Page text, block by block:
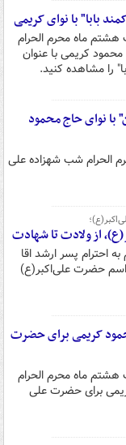
بابا" با نوای کریمی
ماه محرم الحرام
کریمی با عنوان
را مشاهده کنید.
با نوای حاج محمود
الحرام شب شهزاده علی
از ولادت تا شهادت
احترام پسر ارشد اقا
اسم حضرت علی‌اکبر(ع)
کریمی برای حضرت
ماه محرم الحرام
برای حضرت علی